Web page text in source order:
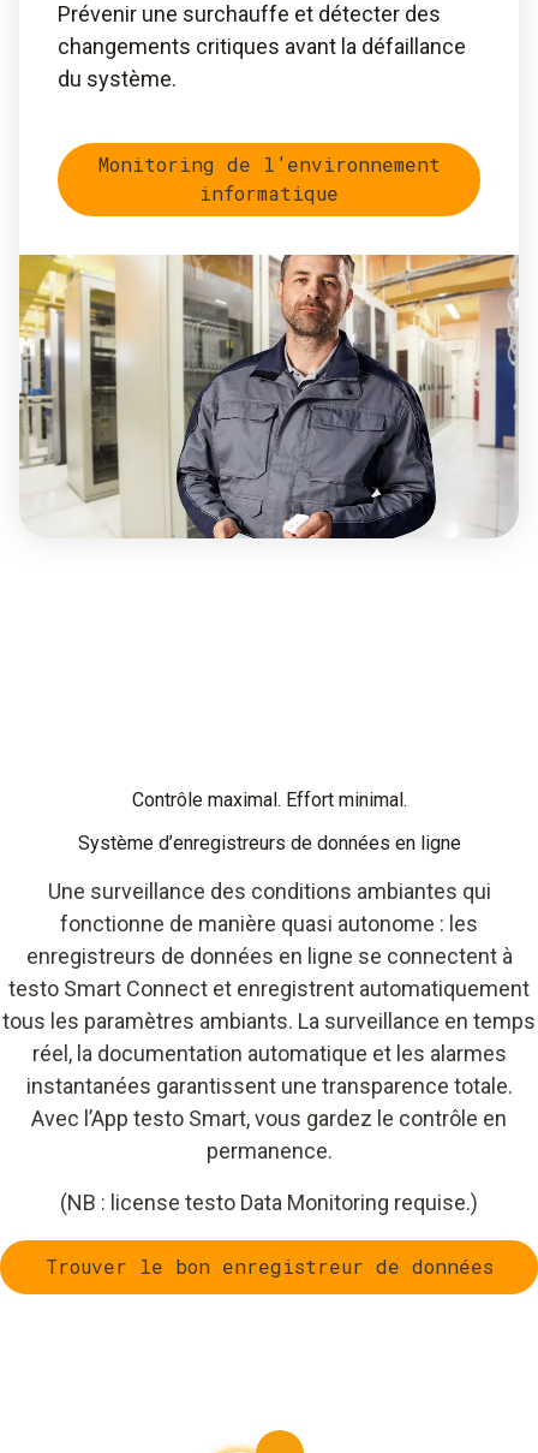
Prévenir une surchauffe et détecter des
changements critiques avant la défaillance
du système.
Monitoring de l’environnement
informatique
Contrôle maximal. Effort minimal.
Système d’enregistreurs de données en ligne
Une surveillance des conditions ambiantes qui
fonctionne de manière quasi autonome : les
enregistreurs de données en ligne se connectent à
testo Smart Connect et enregistrent automatiquement
tous les paramètres ambiants. La surveillance en temps
réel, la documentation automatique et les alarmes
instantanées garantissent une transparence totale.
Avec l’App testo Smart, vous gardez le contrôle en
permanence.
(NB : license testo Data Monitoring requise.)
Trouver le bon enregistreur de données